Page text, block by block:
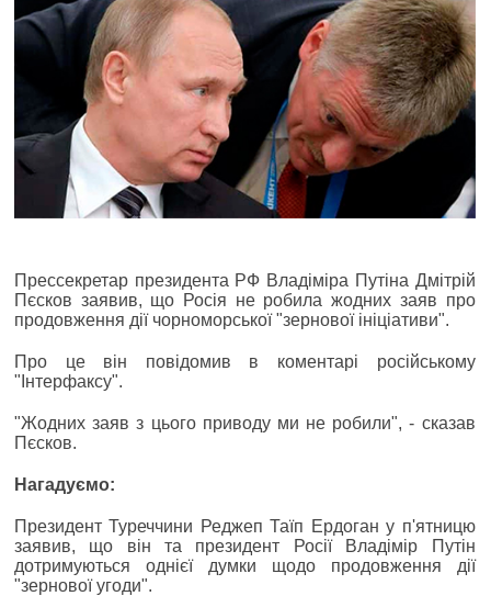
Прессекретар президента РФ Владіміра Путіна Дмітрій
Пєсков заявив, що Росія не робила жодних заяв про
продовження дії чорноморської "зернової ініціативи".
Про це він повідомив в коментарі російському
"Інтерфаксу".
"Жодних заяв з цього приводу ми не робили", - сказав
Пєсков.
Нагадуємо:
Президент Туреччини Реджеп Таїп Ердоган у п'ятницю
заявив, що він та президент Росії Владімір Путін
дотримуються однієї думки щодо продовження дії
"зернової угоди".